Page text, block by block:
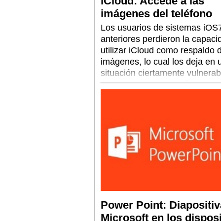
imágenes del teléfono
Los usuarios de sistemas
anteriores perdieron la
utilizar iCloud como respaldo
imágenes, lo cual los deja en
situación ciertamente
frente a eventuales pérdidas
Power Point:
Microsoft en los